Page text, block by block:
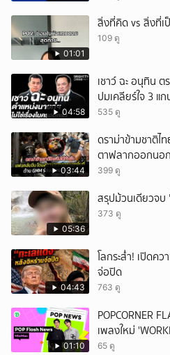
01:01
สิ่งที่คิด vs สิ่งที่เ
109 ดู
04:58
เชาว์ ฉะ อนุทิน ต
ปมเคลียร์ใจ 3 แ
เรื่องในครอบครัว
535 ดู
03:44
ดราม่าข้ามชาติไ
ตาฟลากออกนอ
แถลง
399 ดู
05:36
สรุปม้วนเดียวจบ
373 ดู
04:43
โลกระส่ำ! เปิดค
จ่อปิด
763 ดู
01:10
POPCORNER
เพลงใหม่
ฟังได้ทุกสถานกา
65 ดู